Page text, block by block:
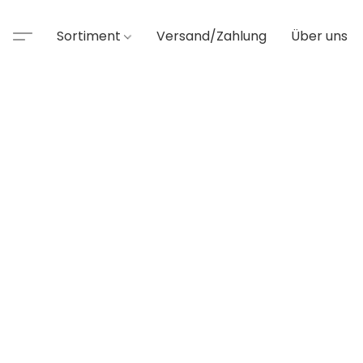
Sortiment Versand/Zahlung Über uns